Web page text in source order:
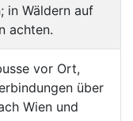
in Wäldern auf
achten.
vor Ort,
über
Wien und